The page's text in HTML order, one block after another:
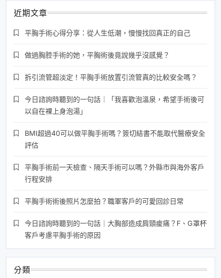
近期文章
平胸手術心得分享：從人生低潮，慢慢找回真正的自己
做過胸腔手術的她，平胸術後竟說幾乎沒感覺？
拆引流管超淡定！平胸手術放置引流管真的比較安全嗎？
今日諮詢時聽到的一句話｜「我喜歡泡溫泉，希望手術後可
以自在裸上身泡湯」
BMI超過40可以做平胸手術嗎？簽切結書不能取代醫療安全
評估
平胸手術前一天檢查、隔天手術可以嗎？外縣市與海外客戶
行程安排
平胸手術術後照片怎麼拍？職軍客戶的可愛回診日常
今日諮詢時聽到的一句話｜大胸部造成肩頸痠痛？F、G罩杯
客戶考慮平胸手術的原因
分類